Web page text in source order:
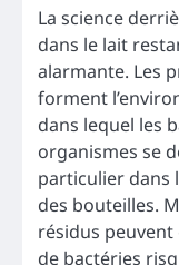
La science
dans le lait
alarmante. Les
forment
dans lequel les
organismes se
particulier dans
des bouteilles.
résidus
de bactéries